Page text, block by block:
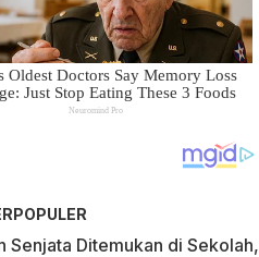
Senjata Ditemukan di Sekolah,